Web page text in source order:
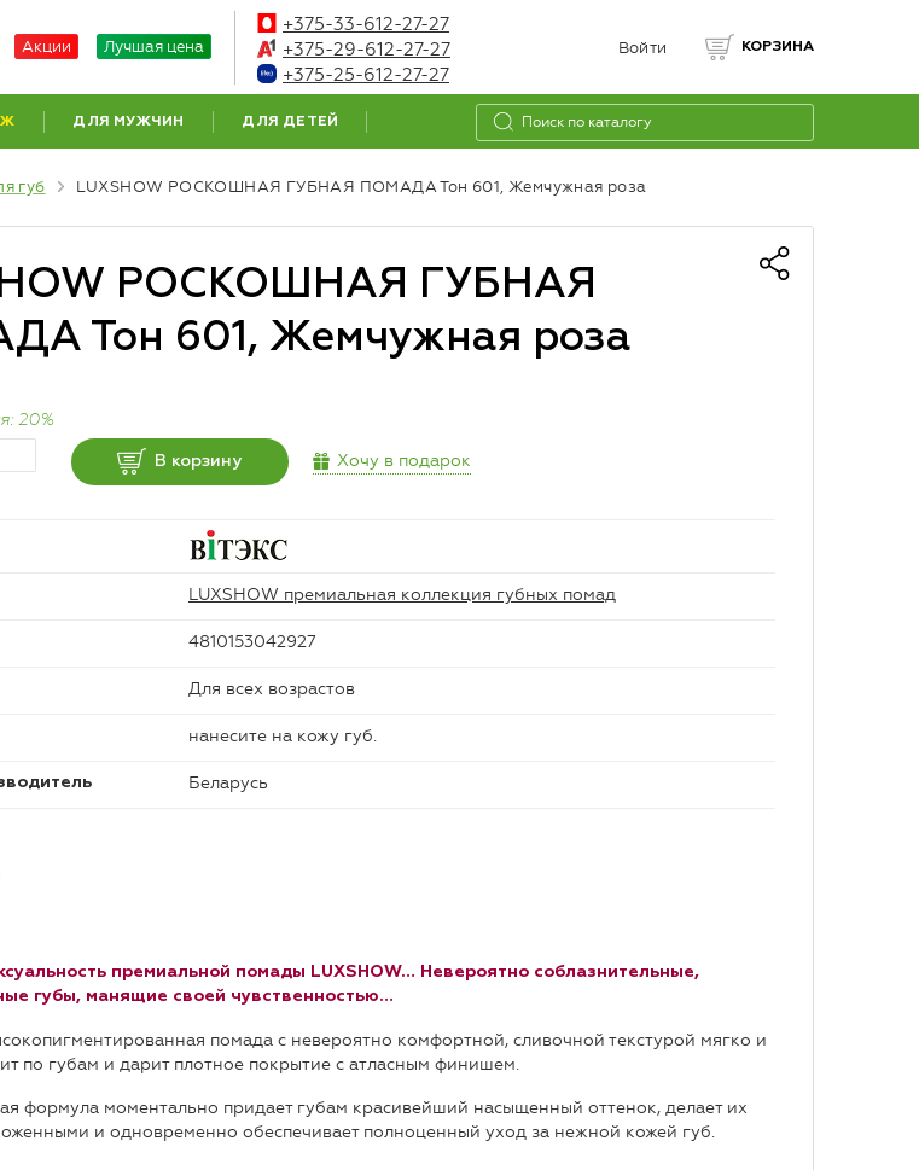
Акции Лучшая цена
+375-33-612-27-27
+375-29-612-27-27
+375-25-612-27-27
Войти КОРЗИНА
ДЛЯ МУЖЧИН ДЛЯ ДЕТЕЙ
губ LUXSHOW РОСКОШНАЯ ГУБНАЯ ПОМАДА Тон 601, Жемчужная роза
РОСКОШНАЯ ГУБНАЯ
Тон 601, Жемчужная роза
20%
В корзину Хочу в подарок
LUXSHOW премиальная коллекция губных помад
4810153042927
Для всех возрастов
нанесите на кожу губ.
Беларусь
премиальной помады LUXSHOW… Невероятно соблазнительные,
губы, манящие своей чувственностью…
помада с невероятно комфортной, сливочной текстурой мягко и
по губам и дарит плотное покрытие с атласным финишем.
формула моментально придает губам красивейший насыщенный оттенок, делает их
и одновременно обеспечивает полноценный уход за нежной кожей губ.